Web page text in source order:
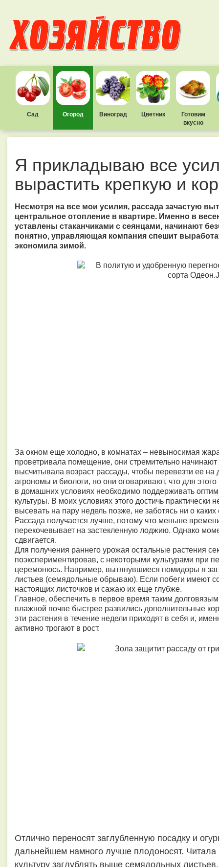
Сад Огород Виноград Цветник
Готовим
вкусно
Я прикладываю все
вырастить крепкую и
Несмотря на все мои усилия, рассада зачастую
центральное отопление в квартире. Именно в
уставлены стаканчиками с сеянцами, начинают
понятно, управляющая компания спешит
экономила зимой.
За окном еще холодно, в комнатах – невыносимая
проветривала помещение, они стремительно
высчитывала возраст рассады, чтобы перевезти ее
агрономы и биологи, но они оговаривают, что для
в домашних условиях необходимо поддерживать
культуры. В моих условиях этого достичь
высевать на пару недель позже, не заботясь ни о каких
Рассада получается лучше, потому что меньше
перекочевывает на застекленную лоджию. Однако
сдвигается.
Для получения раннего урожая остальные растения
поэкспериментировав, с некоторыми культурами при
церемонюсь. Например, вытянувшиеся помидоры я
листьев (семядольные обрываю). Если побеги имеют
настоящих листочков и сажаю их еще глубже.
Главное, обеспечить в первое время таким
влажной почве быстрее развились дополнительные
эти растения в течение недели приходят в себя и,
активно трогают в рост.
Отлично переносят заглубленную посадку и
дальнейшем намного лучше плодоносят. Читала
культуру заглублять выше семядольных